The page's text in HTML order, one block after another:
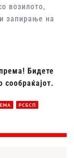
возилото,
запирање на
Бидете
сообраќајот.
РСБСП